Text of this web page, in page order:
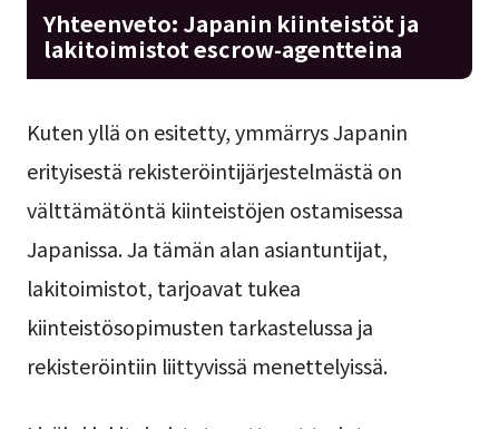
Yhteenveto: Japanin kiinteistöt ja
lakitoimistot escrow-agentteina
Kuten yllä on esitetty, ymmärrys Japanin
erityisestä rekisteröintijärjestelmästä on
välttämätöntä kiinteistöjen ostamisessa
Japanissa. Ja tämän alan asiantuntijat,
lakitoimistot, tarjoavat tukea
kiinteistösopimusten tarkastelussa ja
rekisteröintiin liittyvissä menettelyissä.